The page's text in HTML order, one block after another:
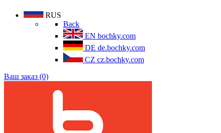
RUS
Back
EN bochky.com
DE de.bochky.com
CZ cz.bochky.com
Ваш заказ (0)